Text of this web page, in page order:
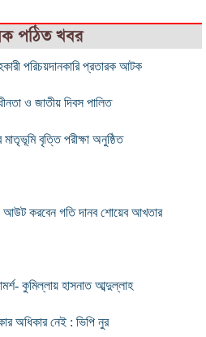
পঠিত খবর
পরিচয়দানকারি প্রতারক আটক
ও জাতীয় দিবস পালিত
বৃত্তি পরীক্ষা অনুষ্ঠিত
আউট করবেন গতি দানব শোয়েব আখতার
কুমিল্লায় হাসনাত আব্দুল্লাহ
অধিকার নেই : ভিপি নুর